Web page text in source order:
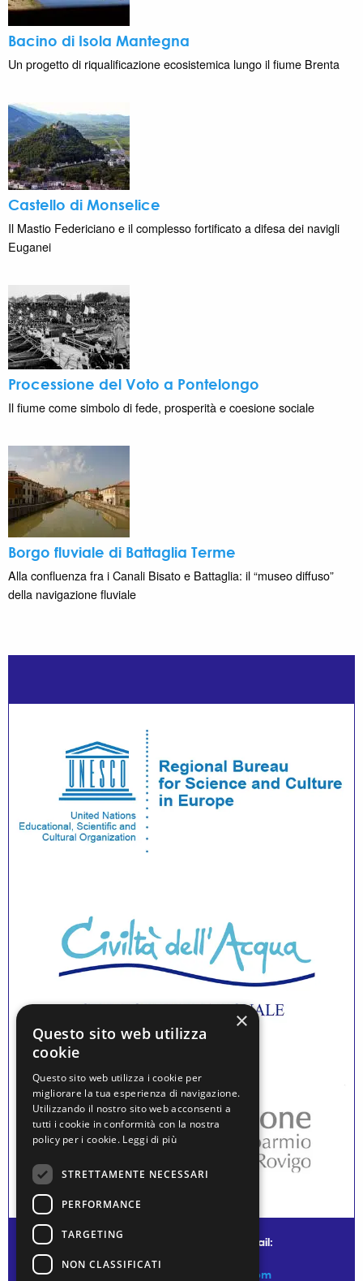
Bacino di Isola Mantegna
Un progetto di riqualificazione ecosistemica lungo il fiume Brenta
Castello di Monselice
Il Mastio Federiciano e il complesso fortificato a difesa dei navigli
Euganei
Processione del Voto a Pontelongo
Il fiume come simbolo di fede, prosperità e coesione sociale
Borgo fluviale di Battaglia Terme
Alla confluenza fra i Canali Bisato e Battaglia: il “museo diffuso”
della navigazione fluviale
© water museum of venice - mail:
info@watermuseumofvenice.com
×
Questo sito web utilizza
cookie
Questo sito web utilizza i cookie per
migliorare la tua esperienza di navigazione.
Utilizzando il nostro sito web acconsenti a
tutti i cookie in conformità con la nostra
policy per i cookie. Leggi di più
STRETTAMENTE NECESSARI
PERFORMANCE
TARGETING
NON CLASSIFICATI